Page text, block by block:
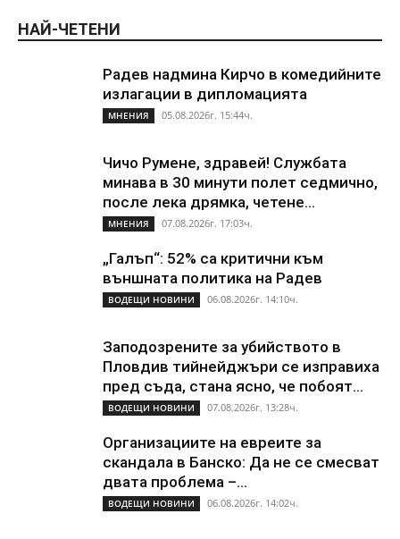
НАЙ-ЧЕТЕНИ
Радев надмина Кирчо в комедийните
излагации в дипломацията
МНЕНИЯ 05.08.2026г. 15:44ч.
Чичо Румене, здравей! Службата
минава в 30 минути полет седмично,
после лека дрямка, четене...
МНЕНИЯ 07.08.2026г. 17:03ч.
„Галъп“: 52% са критични към
външната политика на Радев
ВОДЕЩИ НОВИНИ 06.08.2026г. 14:10ч.
Заподозрените за убийството в
Пловдив тийнейджъри се изправиха
пред съда, стана ясно, че побоят...
ВОДЕЩИ НОВИНИ 07.08.2026г. 13:28ч.
Организациите на евреите за
скандала в Банско: Да не се смесват
двата проблема –...
ВОДЕЩИ НОВИНИ 06.08.2026г. 14:02ч.